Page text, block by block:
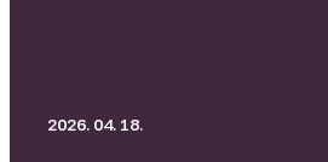
BORító Kertmozi I Üvegtigris
2026. 04. 18.